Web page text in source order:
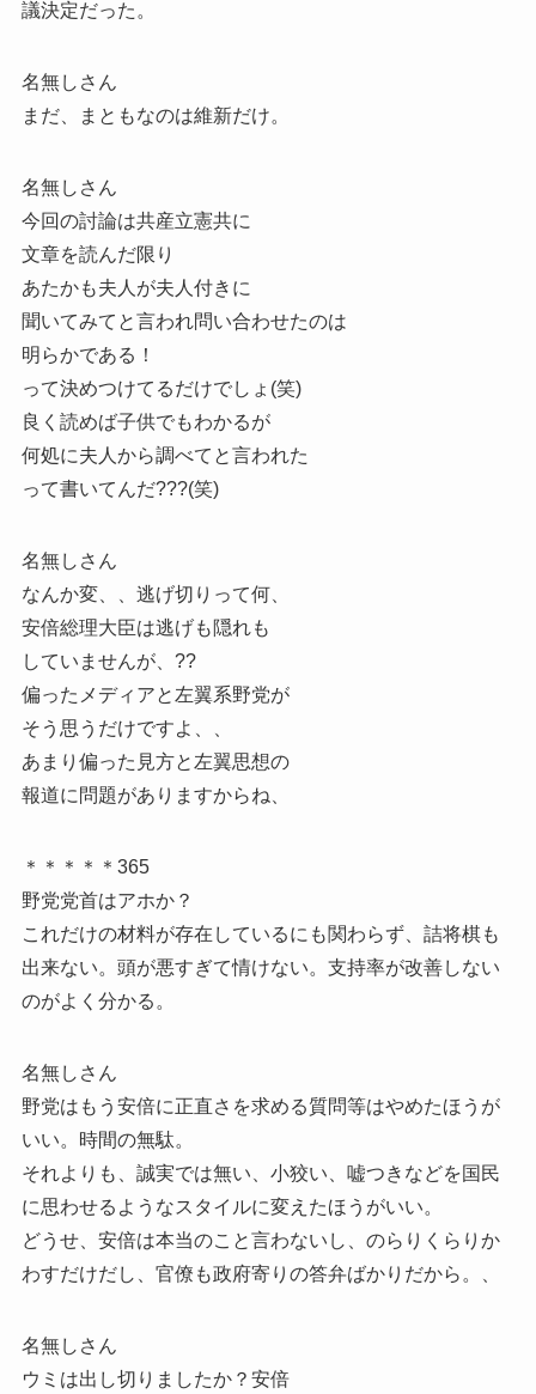
議決定だった。
名無しさん
まだ、まともなのは維新だけ。
名無しさん
今回の討論は共産立憲共に
文章を読んだ限り
あたかも夫人が夫人付きに
聞いてみてと言われ問い合わせたのは
明らかである！
って決めつけてるだけでしょ(笑)
良く読めば子供でもわかるが
何処に夫人から調べてと言われた
って書いてんだ???(笑)
名無しさん
なんか変、、逃げ切りって何、
安倍総理大臣は逃げも隠れも
していませんが、??
偏ったメディアと左翼系野党が
そう思うだけですよ、、
あまり偏った見方と左翼思想の
報道に問題がありますからね、
＊＊＊＊＊365
野党党首はアホか？
これだけの材料が存在しているにも関わらず、詰将棋も
出来ない。頭が悪すぎて情けない。支持率が改善しない
のがよく分かる。
名無しさん
野党はもう安倍に正直さを求める質問等はやめたほうが
いい。時間の無駄。
それよりも、誠実では無い、小狡い、嘘つきなどを国民
に思わせるようなスタイルに変えたほうがいい。
どうせ、安倍は本当のこと言わないし、のらりくらりか
わすだけだし、官僚も政府寄りの答弁ばかりだから。、
名無しさん
ウミは出し切りましたか？安倍